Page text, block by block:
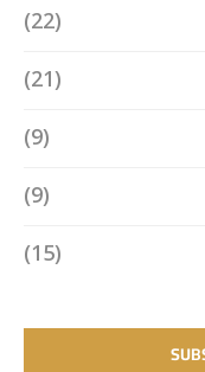
(22)
(21)
(9)
(9)
(15)